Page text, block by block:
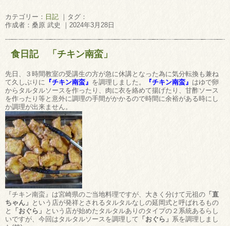
カテゴリー： 日記 ｜タグ：
作成者：桑原 武史 ｜2024年3月28日
食日記 「チキン南蛮」
先日、３時間教室の受講生の方が急に休講となった為に気分転換も兼ね
て久しぶりに
『チキン南蛮』 を調理しました。 『チキン南蛮』 はゆで卵
からタルタルソースを作ったり、肉に衣を絡めて揚げたり、甘酢ソース
を作ったり等と意外に調理の手間がかかるので時間に余裕がある時にし
か調理が出来ません。
『チキン南蛮』は宮崎県のご当地料理ですが、大きく分けて元祖の 「直
ちゃん」 という店が発祥とされるタルタルなしの延岡式と呼ばれるもの
と
「おぐら」 という店が始めたタルタルありのタイプの２系統あるらし
いですが、今回はタルタルソースを調理して 「おぐら」 系を調理しまし